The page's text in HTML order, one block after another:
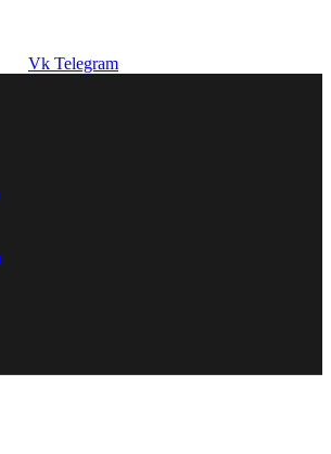
Vk Telegram